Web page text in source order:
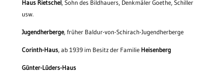
Haus Rietschel, Sohn des Bildhauers, Denkmäler Goethe, Schiller
usw.
Jugendherberge, früher Baldur-von-Schirach-Jugendherberge
Corinth-Haus, ab 1939 im Besitz der Familie Heisenberg
Günter-Lüders-Haus